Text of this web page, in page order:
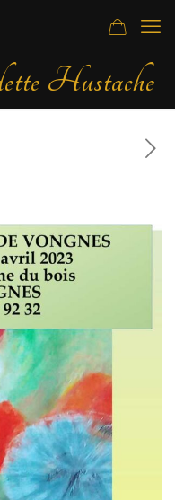
Hustache